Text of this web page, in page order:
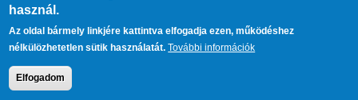
d) a személyes adatokat jogellenesen kezelték;
e) a személyes adatokat az Adatkezelőre alkalmazandó uniós vagy tagállami
f) a személyes adatok gyűjtésére az információs társadalommal összefüggő
használ.
Az oldal bármely linkjére kattintva elfogadja ezen, működéshez
nélkülözhetetlen sütik használatát. További információk
Elfogadom